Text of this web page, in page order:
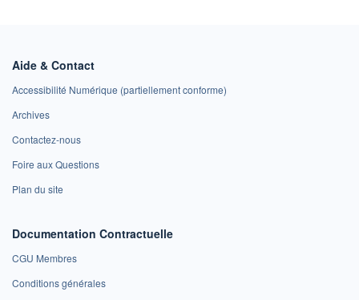
Aide & Contact
Accessibilité Numérique (partiellement conforme)
Archives
Contactez-nous
Foire aux Questions
Plan du site
Documentation Contractuelle
CGU Membres
Conditions générales